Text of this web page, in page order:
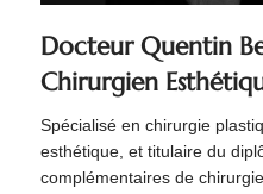
Docteur Quentin
Chirurgien
Spécialisé en chirurgie
esthétique, et titulaire du
complémentaires de